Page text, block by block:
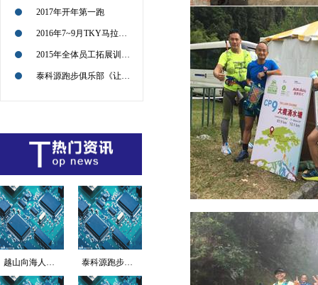
2017年开年第一跑
2016年7~9月TKY马拉松征战路径图
2015年全体员工拓展训练活动回顾
泰科源跑步俱乐部《让我们共同感受企业文化的传递和极限运动的魅力》
越山向海人车接力赛海... 泰科源跑步俱乐部《让...